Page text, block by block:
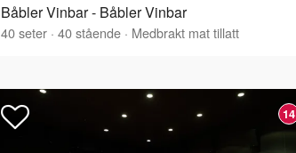
Båbler Vinbar - Båbler Vinbar
40seter · 40stående · Medbrakt mat tillatt
14